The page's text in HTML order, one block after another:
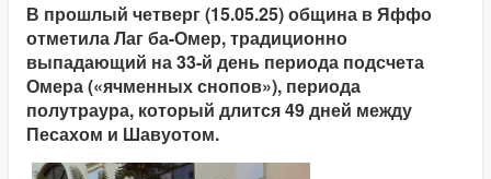
В прошлый четверг (15.05.25) община в Яффо
отметила Лаг ба-Омер, традиционно
выпадающий на 33-й день периода подсчета
Омера («ячменных снопов»), периода
полутраура, который длится 49 дней между
Песахом и Шавуотом.